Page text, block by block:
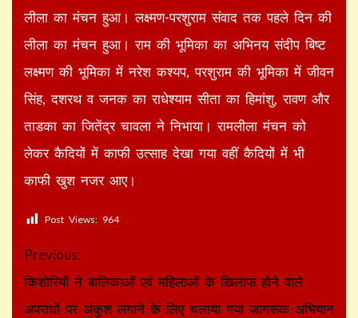
लीला का मंचन हुआ। लक्ष्मण-परशुराम संवाद तक पहले दिन की
लीला का मंचन हुआ। राम की भूमिका का अभिनय संदीप बिष्ट
लक्ष्मण की भूमिका में नरेश कश्यप, परशुराम की भूमिका में जीवन
सिंह, दशरथ व जनक का राधेश्याम सीता का हिमांशु, रावण और
ताडका का जितेंद्र चावला ने निभाया। रामलीला मंचन को
लेकर कैदियों में काफी उत्साह देखा गया वहीं कैदियों में भी
काफी खुश नजर आए।
Post Views: 964
Continue
Reading
Previous:
किशोरियों ने बालिकाओं एवं महिलाओं के खिलाफ होने वाले
अपराधों पर अंकुश लगाने के लिए चलाया गया जागरूक अभियान